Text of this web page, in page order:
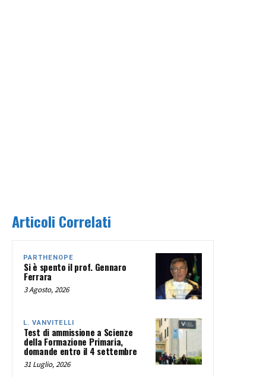
Articoli Correlati
PARTHENOPE
Si è spento il prof. Gennaro
Ferrara
3 Agosto, 2026
L. VANVITELLI
Test di ammissione a Scienze
della Formazione Primaria,
domande entro il 4 settembre
31 Luglio, 2026